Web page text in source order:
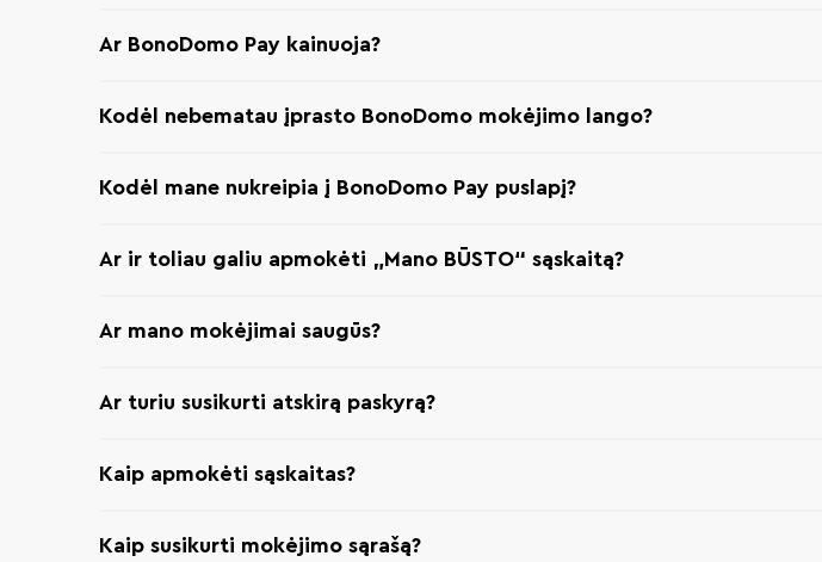
Ar BonoDomo Pay kainuoja?
Kodėl nebematau įprasto BonoDomo mokėjimo lango?
Kodėl mane nukreipia į BonoDomo Pay puslapį?
Ar ir toliau galiu apmokėti „Mano BŪSTO“ sąskaitą?
Ar mano mokėjimai saugūs?
Ar turiu susikurti atskirą paskyrą?
Kaip apmokėti sąskaitas?
Kaip susikurti mokėjimo sąrašą?